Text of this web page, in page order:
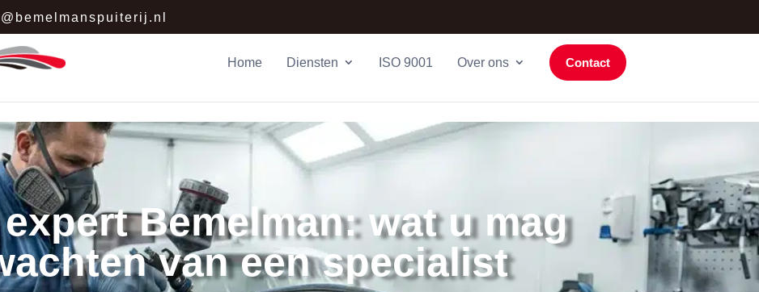
Home Diensten ISO 9001 Over ons Contact
Bemelman: wat u mag
van een specialist